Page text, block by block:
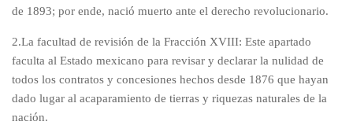
de 1893; por ende, nació muerto ante el derecho revolucionario.
2.La facultad de revisión de la Fracción XVIII: Este apartado
faculta al Estado mexicano para revisar y declarar la nulidad de
todos los contratos y concesiones hechos desde 1876 que hayan
dado lugar al acaparamiento de tierras y riquezas naturales de la
nación.